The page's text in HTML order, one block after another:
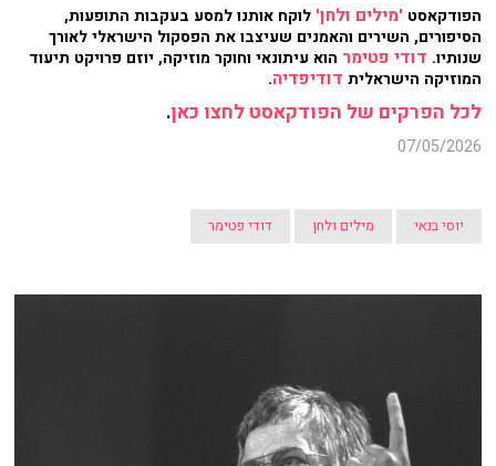
הפודקאסט'מילים ולחן' לוקח אותנו למסע בעקבות התופעות,
הסיפורים, השירים והאמנים שעיצבו את הפסקול הישראלי לאורך
שנותיו. דודי פטימר הוא עיתונאי וחוקר מוזיקה, יוזם פרויקט תיעוד
המוזיקה הישראלית דודיפדיה.
לכל הפרקים של הפודקאסט לחצו כאן.
07/05/2026
יוסי בנאי מילים ולחן דודי פטימר